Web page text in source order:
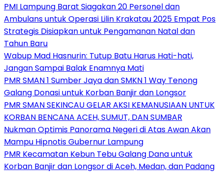
PMI Lampung Barat Siagakan 20 Personel dan
Ambulans untuk Operasi Lilin Krakatau 2025 Empat Pos
Strategis Disiapkan untuk Pengamanan Natal dan
Tahun Baru
Wabup Mad Hasnurin: Tutup Batu Harus Hati-hati,
Jangan Sampai Balak Enamnya Mati
PMR SMAN 1 Sumber Jaya dan SMKN 1 Way Tenong
Galang Donasi untuk Korban Banjir dan Longsor
PMR SMAN SEKINCAU GELAR AKSI KEMANUSIAAN UNTUK
KORBAN BENCANA ACEH, SUMUT, DAN SUMBAR
Nukman Optimis Panorama Negeri di Atas Awan Akan
Mampu Hipnotis Gubernur Lampung
PMR Kecamatan Kebun Tebu Galang Dana untuk
Korban Banjir dan Longsor di Aceh, Medan, dan Padang